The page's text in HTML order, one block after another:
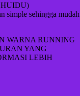
HUIDU)
simple sehingga mudah
WARNA RUNNING
YANG
LEBIH